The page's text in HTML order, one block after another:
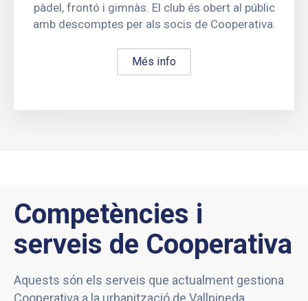
pàdel, frontó i gimnàs. El club és obert al públic
amb descomptes per als socis de Cooperativa.
Més info
Competències i
serveis de Cooperativa
Aquests són els serveis que actualment gestiona